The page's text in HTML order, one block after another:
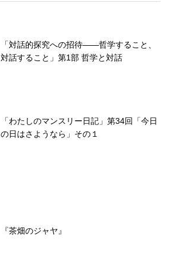
「対話的探究への招待――哲学すること、
対話すること」第1部 哲学と対話
「わたしのマンスリー日記」第34回「今日
の日はさようなら」その１
『茶畑のジャヤ』